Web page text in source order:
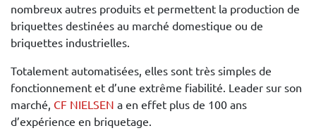
nombreux autres produits et permettent la production de
briquettes destinées au marché domestique ou de
briquettes industrielles.
Totalement automatisées, elles sont très simples de
fonctionnement et d’une extrême fiabilité. Leader sur son
marché, CF NIELSEN a en effet plus de 100 ans
d’expérience en briquetage.